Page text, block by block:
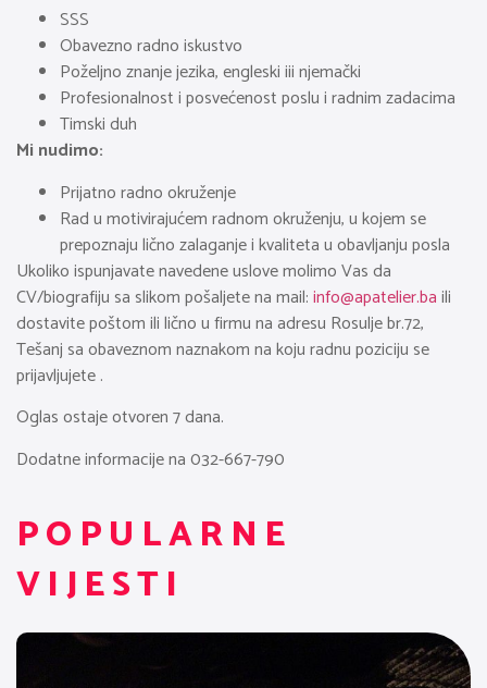
SSS
Obavezno radno iskustvo
Poželjno znanje jezika, engleski iii njemački
Profesionalnost i posvećenost poslu i radnim zadacima
Timski duh
Mi nudimo:
Prijatno radno okruženje
Rad u motivirajućem radnom okruženju, u kojem se
prepoznaju lično zalaganje i kvaliteta u obavljanju posla
Ukoliko ispunjavate navedene uslove molimo Vas da
CV/biografiju sa slikom pošaljete na mail:info@apatelier.baili
dostavite poštom ili lično u firmu na adresu Rosulje br.72,
Tešanj sa obaveznom naznakom na koju radnu poziciju se
prijavljujete .
Oglas ostaje otvoren 7 dana.
Dodatne informacije na 032-667-790
POPULARNE
VIJESTI